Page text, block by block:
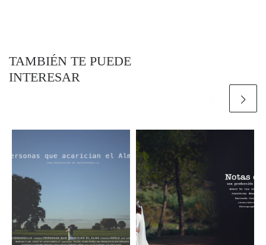
TAMBIÉN TE PUEDE
INTERESAR